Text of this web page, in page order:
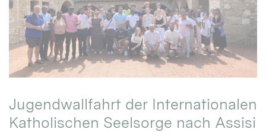
Jugendwallfahrt der Internationalen
Katholischen Seelsorge nach Assisi